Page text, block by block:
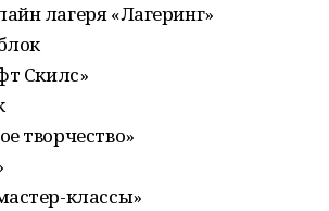
лагеря «Лагеринг»
Скилс»
творчество»
классы»